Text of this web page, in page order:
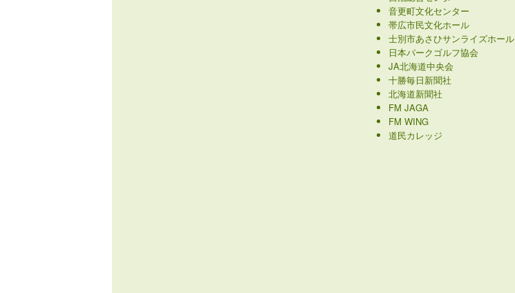
音更町文化センター
帯広市民文化ホール
士別市あさひサンライズホール
日本パークゴルフ協会
JA北海道中央会
十勝毎日新聞社
北海道新聞社
FM JAGA
FM WING
道民カレッジ